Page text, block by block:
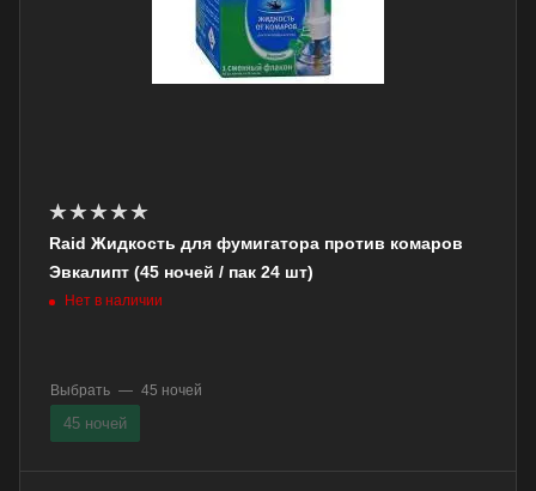
Raid Жидкость для фумигатора против комаров
Эвкалипт (45 ночей / пак 24 шт)
Нет в наличии
Выбрать — 45 ночей
45 ночей